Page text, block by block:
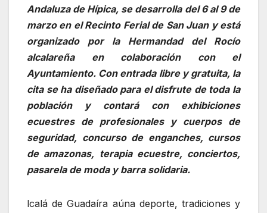
Andaluza de Hípica, se desarrolla del 6 al 9 de
marzo en el Recinto Ferial de San Juan y está
organizado por la Hermandad del Rocío
alcalareña en colaboración con el
Ayuntamiento. Con entrada libre y gratuita, la
cita se ha diseñado para el disfrute de toda la
población y contará con exhibiciones
ecuestres de profesionales y cuerpos de
seguridad, concurso de enganches, cursos
de amazonas, terapia ecuestre, conciertos,
pasarela de moda y barra solidaria.
lcalá de Guadaíra aúna deporte, tradiciones y